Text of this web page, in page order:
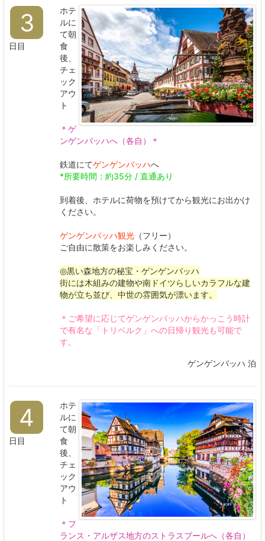
3
日目
ホテ
ルに
て朝
食
後、
チェ
ック
アウ
ト
＊ゲ
ンゲンバッハへ（各自）＊
鉄道にてゲンゲンバッハへ
*所要時間：約35分 / 直通あり
到着後、ホテルに荷物を預けてから観光にお出かけ
ください。
ゲンゲンバッハ観光 （フリー）
ご自由に散策をお楽しみください。
◎黒い森地方の秘宝・ゲンゲンバッハ
街には木組みの建物や南ドイツらしいカラフルな建
物が立ち並び、中世の雰囲気が漂います。
＊ご希望に応じてゲンゲンバッハからかっこう時計
で有名な「トリベルク」への日帰り観光も可能で
す。
ゲンゲンバッハ 泊
4
日目
ホテ
ルに
て朝
食
後、
チェ
ック
アウ
ト
＊フ
ランス・アルザス地方のストラスブールへ（各自）